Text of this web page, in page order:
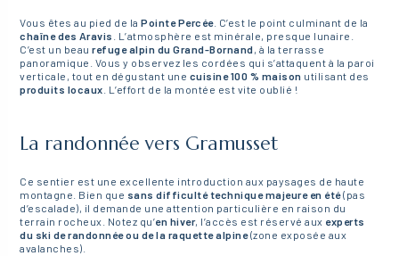
Vous êtes au pied de laPointe Percée. C’est le point culminant de la
chaîne des Aravis
. L’atmosphère est minérale, presque lunaire.
C’est un beaurefuge alpin du Grand-Bornand, à la terrasse
panoramique. Vous y observez les cordées qui s’attaquent à la paroi
verticale, tout en dégustant une cuisine 100 % maison utilisant des
produits locaux . L’effort de la montée est vite oublié !
La randonnée vers Gramusset
Ce sentier est une excellente introduction aux paysages de haute
montagne. Bien que sans difficulté technique majeure en été(pas
d’escalade), il demande une attention particulière en raison du
terrain rocheux. Notez qu’en hiver, l’accès est réservé aux experts
du ski de randonnée ou de la raquette alpine(zone exposée aux
avalanches).